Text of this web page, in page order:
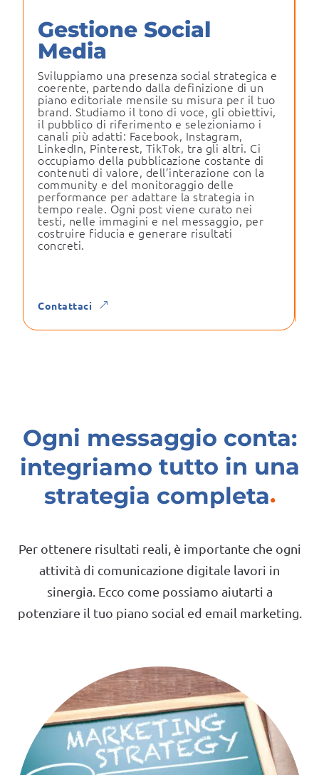
Gestione Social
Media
Sviluppiamo una presenza social strategica e
coerente, partendo dalla definizione di un
piano editoriale mensile su misura per il tuo
brand. Studiamo il tono di voce, gli obiettivi,
il pubblico di riferimento e selezioniamo i
canali più adatti: Facebook, Instagram,
LinkedIn, Pinterest, TikTok, tra gli altri. Ci
occupiamo della pubblicazione costante di
contenuti di valore, dell’interazione con la
community e del monitoraggio delle
performance per adattare la strategia in
tempo reale. Ogni post viene curato nei
testi, nelle immagini e nel messaggio, per
costruire fiducia e generare risultati
concreti.
&
Contattaci
Ogni messaggio conta:
integriamo tutto in una
strategia completa
Per ottenere risultati reali, è importante che ogni
attività di comunicazione digitale lavori in
sinergia. Ecco come possiamo aiutarti a
potenziare il tuo piano social ed email marketing.